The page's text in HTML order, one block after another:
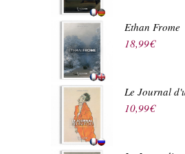
Ethan Frome
18,99€
Le Journal
10,99€